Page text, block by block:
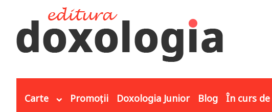
Carte Promoții Doxologia Junior Blog În curs